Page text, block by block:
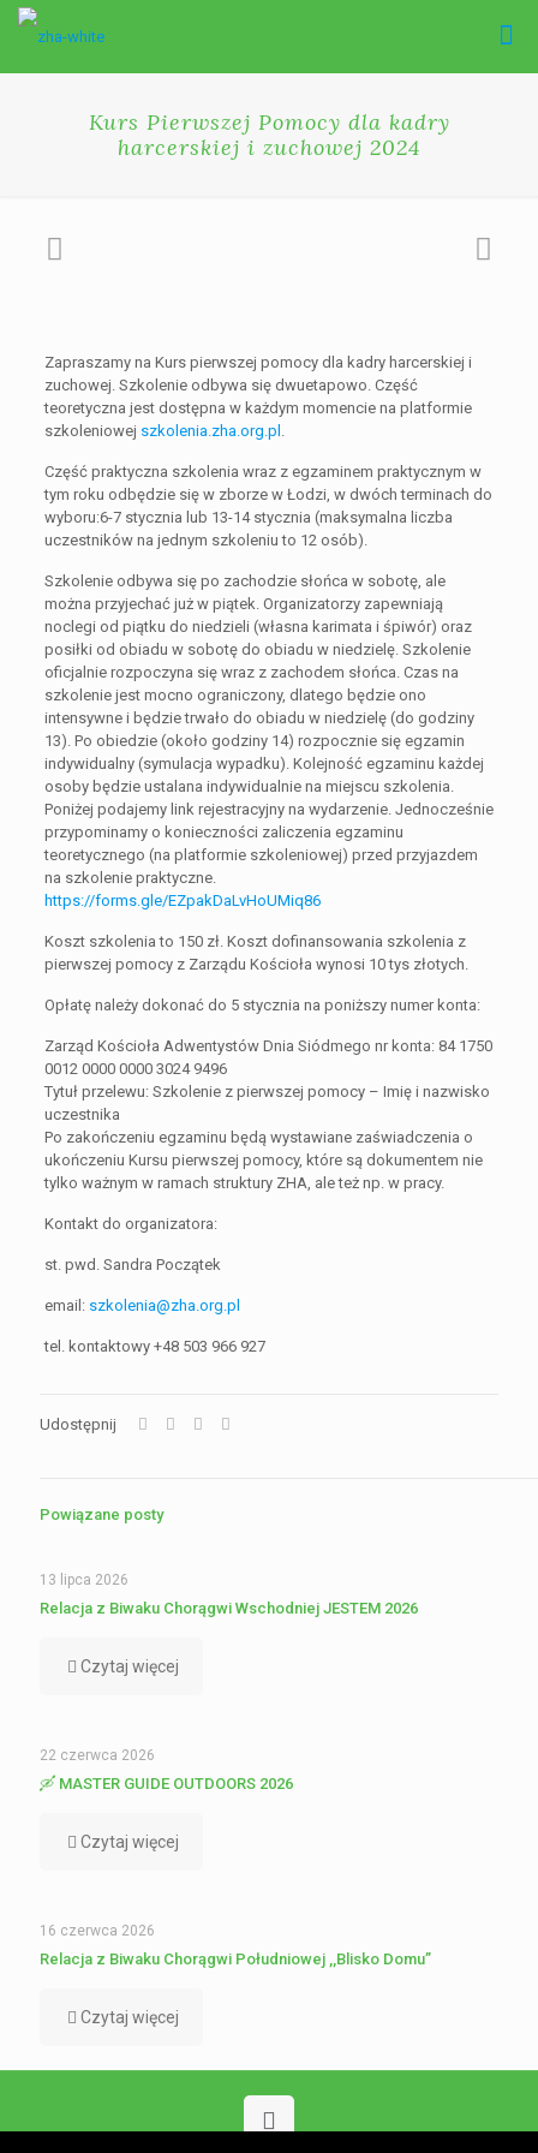
Kurs Pierwszej Pomocy dla kadry
harcerskiej i zuchowej 2024
Zapraszamy na Kurs pierwszej pomocy dla kadry harcerskiej i
zuchowej. Szkolenie odbywa się dwuetapowo. Część
teoretyczna jest dostępna w każdym momencie na platformie
szkoleniowej szkolenia.zha.org.pl .
Część praktyczna szkolenia wraz z egzaminem praktycznym w
tym roku odbędzie się w zborze w Łodzi, w dwóch terminach do
wyboru:6-7 stycznia lub 13-14 stycznia (maksymalna liczba
uczestników na jednym szkoleniu to 12 osób).
Szkolenie odbywa się po zachodzie słońca w sobotę, ale
można przyjechać już w piątek. Organizatorzy zapewniają
noclegi od piątku do niedzieli (własna karimata i śpiwór) oraz
posiłki od obiadu w sobotę do obiadu w niedzielę. Szkolenie
oficjalnie rozpoczyna się wraz z zachodem słońca. Czas na
szkolenie jest mocno ograniczony, dlatego będzie ono
intensywne i będzie trwało do obiadu w niedzielę (do godziny
13). Po obiedzie (około godziny 14) rozpocznie się egzamin
indywidualny (symulacja wypadku). Kolejność egzaminu każdej
osoby będzie ustalana indywidualnie na miejscu szkolenia.
Poniżej podajemy link rejestracyjny na wydarzenie. Jednocześnie
przypominamy o konieczności zaliczenia egzaminu
teoretycznego (na platformie szkoleniowej) przed przyjazdem
na szkolenie praktyczne.
https://forms.gle/EZpakDaLvHoUMiq86
Koszt szkolenia to 150 zł. Koszt dofinansowania szkolenia z
pierwszej pomocy z Zarządu Kościoła wynosi 10 tys złotych.
Opłatę należy dokonać do 5 stycznia na poniższy numer konta:
Zarząd Kościoła Adwentystów Dnia Siódmego nr konta: 84 1750
0012 0000 0000 3024 9496
Tytuł przelewu: Szkolenie z pierwszej pomocy – Imię i nazwisko
uczestnika
Po zakończeniu egzaminu będą wystawiane zaświadczenia o
ukończeniu Kursu pierwszej pomocy, które są dokumentem nie
tylko ważnym w ramach struktury ZHA, ale też np. w pracy.
Kontakt do organizatora:
st. pwd. Sandra Początek
email: szkolenia@zha.org.pl
tel. kontaktowy +48 503 966 927
Udostępnij
Powiązane posty
13 lipca 2026
Relacja z Biwaku Chorągwi Wschodniej JESTEM 2026
Czytaj więcej
22 czerwca 2026
🛶 MASTER GUIDE OUTDOORS 2026
Czytaj więcej
16 czerwca 2026
Relacja z Biwaku Chorągwi Południowej ,,Blisko Domu”
Czytaj więcej